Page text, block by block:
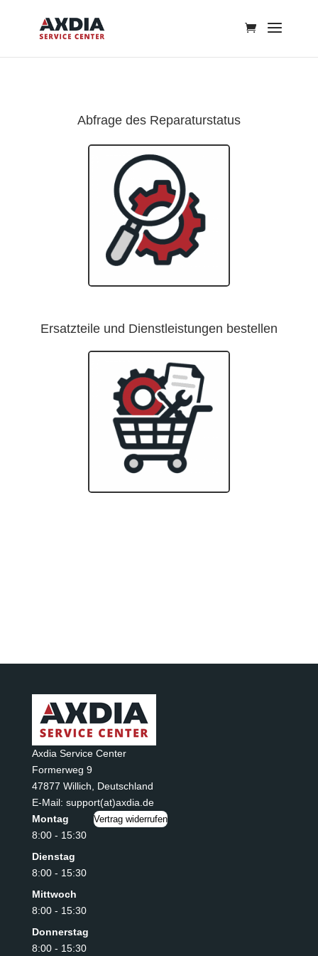
Abfrage des Reparaturstatus
Ersatzteile und Dienstleistungen bestellen
Axdia Service Center
Formerweg 9
47877 Willich
Deutschland
E-Mail: support(at)axdia.de
Montag
8:00 - 15:30
Dienstag
8:00 - 15:30
Mittwoch
8:00 - 15:30
Donnerstag
8:00 - 15:30
Vertrag widerrufen